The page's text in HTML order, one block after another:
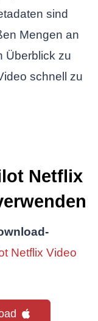
sind
Mengen an
Überblick zu
schnell zu
Netflix
Netflix Video